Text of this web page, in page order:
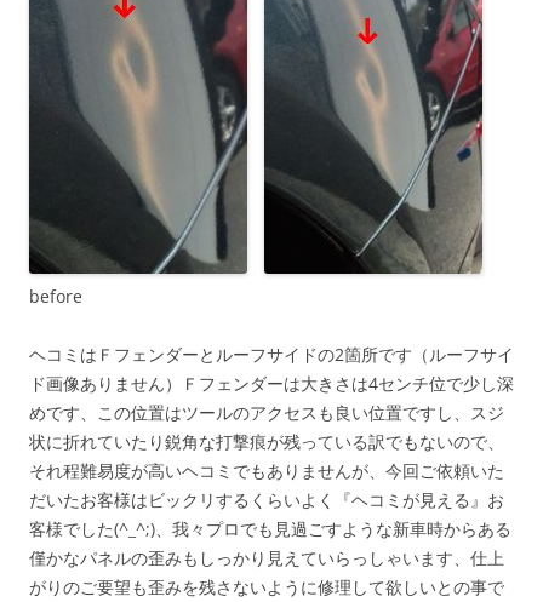
before
ヘコミはＦフェンダーとルーフサイドの2箇所です（ルーフサイ
ド画像ありません）Ｆフェンダーは大きさは4センチ位で少し深
めです、この位置はツールのアクセスも良い位置ですし、スジ
状に折れていたり鋭角な打撃痕が残っている訳でもないので、
それ程難易度が高いヘコミでもありませんが、今回ご依頼いた
だいたお客様はビックリするくらいよく『ヘコミが見える』お
客様でした(^_^;)、我々プロでも見過ごすような新車時からある
僅かなパネルの歪みもしっかり見えていらっしゃいます、仕上
がりのご要望も歪みを残さないように修理して欲しいとの事で